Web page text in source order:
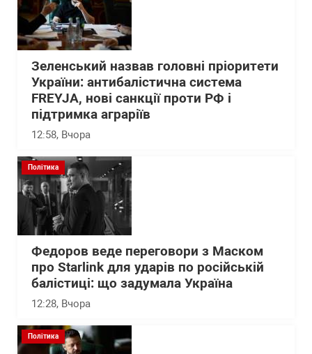
Зеленський назвав головні пріоритети
України: антибалістична система
FREYJA, нові санкції проти РФ і
підтримка аграріїв
12:58, Вчора
Політика
Федоров веде переговори з Маском
про Starlink для ударів по російській
балістиці: що задумала Україна
12:28, Вчора
Політика